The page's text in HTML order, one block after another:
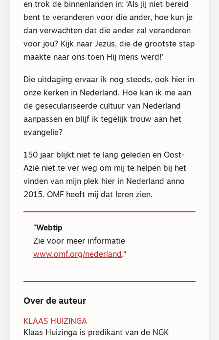
en trok de binnenlanden in: ‘Als jij niet bereid
bent te veranderen voor die ander, hoe kun je
dan verwachten dat die ander zal veranderen
voor jou? Kijk naar Jezus, die de grootste stap
maakte naar ons toen Hij mens werd!’
Die uitdaging ervaar ik nog steeds, ook hier in
onze kerken in Nederland. Hoe kan ik me aan
de geseculariseerde cultuur van Nederland
aanpassen en blijf ik tegelijk trouw aan het
evangelie?
150 jaar blijkt niet te lang geleden en Oost-
Azië niet te ver weg om mij te helpen bij het
vinden van mijn plek hier in Nederland anno
2015. OMF heeft mij dat leren zien.
Webtip
Zie voor meer informatie
www.omf.org/nederland.
Over de auteur
KLAAS HUIZINGA
Klaas Huizinga is predikant van de NGK